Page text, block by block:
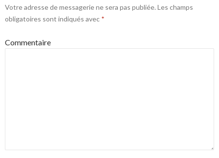
Votre adresse de messagerie ne sera pas publiée. Les champs
obligatoires sont indiqués avec *
Commentaire